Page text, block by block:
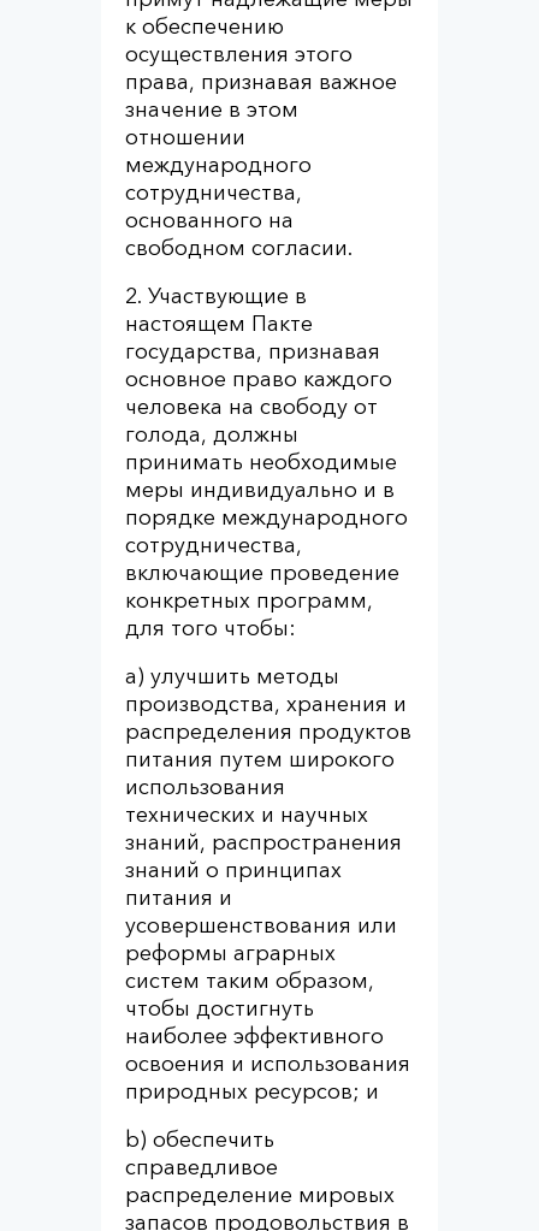
к обеспечению
осуществления этого
права, признавая важное
значение в этом
отношении
международного
сотрудничества,
основанного на
свободном согласии.
2. Участвующие в
настоящем Пакте
государства, признавая
основное право каждого
человека на свободу от
голода, должны
принимать необходимые
меры индивидуально и в
порядке международного
сотрудничества,
включающие проведение
конкретных программ,
для того чтобы:
a) улучшить методы
производства, хранения и
распределения продуктов
питания путем широкого
использования
технических и научных
знаний, распространения
знаний о принципах
питания и
усовершенствования или
реформы аграрных
систем таким образом,
чтобы достигнуть
наиболее эффективного
освоения и использования
природных ресурсов; и
b) обеспечить
справедливое
распределение мировых
запасов продовольствия в